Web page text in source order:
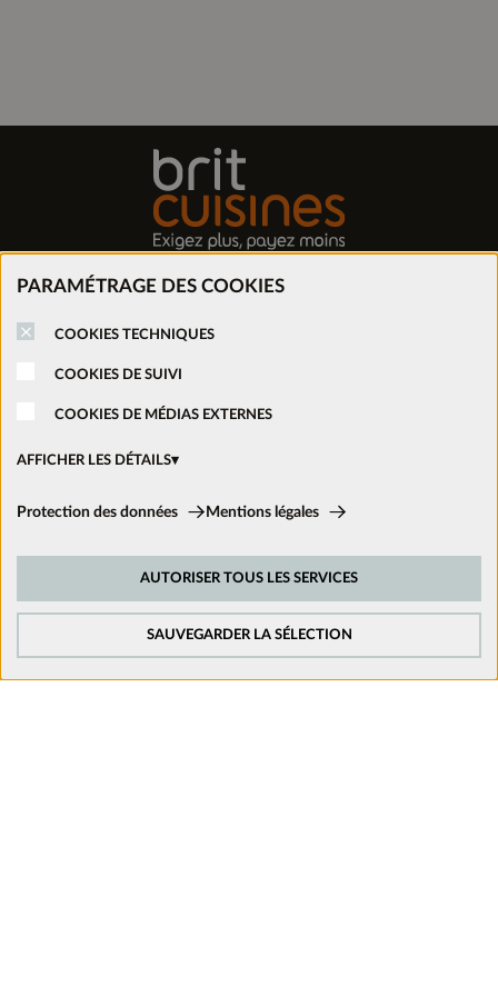
PARAMÉTRAGE DES COOKIES
COOKIES TECHNIQUES
COOKIES DE SUIVI
COOKIES DE MÉDIAS EXTERNES
AFFICHER LES DÉTAILS
Cookies techniques:
Afin d’améliorer constamment notre site web, nous analysons le
comportement de nos visiteurs. Pour cela, nous utilisons des cookies de
Protection des données Mentions légales
SAUVEGARDER LA SÉLECTION
AUTORISER TOUS LES SERVICES
Trouver mon magasin
Nous rejoindre
Nous suivre sur les réseaux